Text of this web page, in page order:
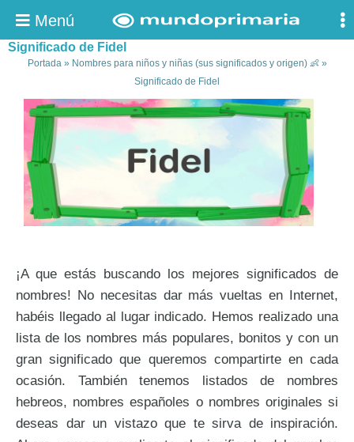
Menú
Significado de Fidel
Portada» Nombres para niños y niñas (sus significados y origen) 👶»
Significado de Fidel
¡A que estás buscando los mejores significados de
nombres! No necesitas dar más vueltas en Internet,
habéis llegado al lugar indicado. Hemos realizado una
lista de los nombres más populares, bonitos y con un
gran significado que queremos compartirte en cada
ocasión. También tenemos listados de nombres
hebreos, nombres españoles o nombres originales si
deseas dar un vistazo que te sirva de inspiración.